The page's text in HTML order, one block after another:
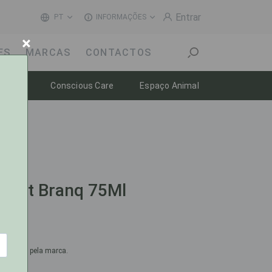
PT INFORMAÇÕES Entrar
MARCAS CONTACTOS
Toggle dropdown
Conscious Care Toggle dropdown
Espaço Animal Toggle
Branq 75Ml
pela marca.
×